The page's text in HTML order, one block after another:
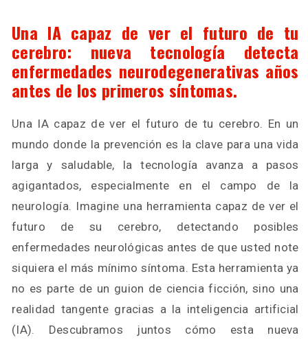
Una IA capaz de ver el futuro de tu
cerebro: nueva tecnología detecta
enfermedades neurodegenerativas años
antes de los primeros síntomas.
Una IA capaz de ver el futuro de tu cerebro. En un
mundo donde la prevención es la clave para una vida
larga y saludable, la tecnología avanza a pasos
agigantados, especialmente en el campo de la
neurología. Imagine una herramienta capaz de ver el
futuro de su cerebro, detectando posibles
enfermedades neurológicas antes de que usted note
siquiera el más mínimo síntoma. Esta herramienta ya
no es parte de un guion de ciencia ficción, sino una
realidad tangente gracias a la inteligencia artificial
(IA). Descubramos juntos cómo esta nueva